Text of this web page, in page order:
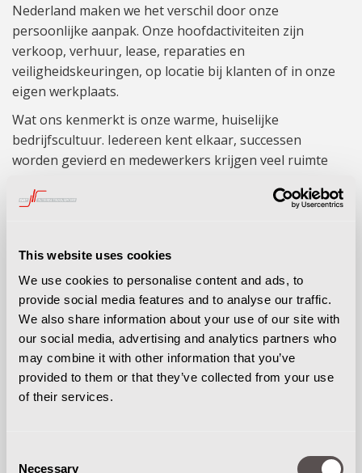
This website uses cookies
We use cookies to personalise content and ads, to
provide social media features and to analyse our traffic.
We also share information about your use of our site with
our social media, advertising and analytics partners who
may combine it with other information that you’ve
provided to them or that they’ve collected from your use
of their services.
Necessary
Nederland maken we het verschil door onze
persoonlijke aanpak. Onze hoofdactiviteiten zijn
verkoop, verhuur, lease, reparaties en
veiligheidskeuringen, op locatie bij klanten of in onze
eigen werkplaats.
Wat ons kenmerkt is onze warme, huiselijke
bedrijfscultuur. Iedereen kent elkaar, successen
worden gevierd en medewerkers krijgen veel ruimte
Bij ons wordt je niet gezien als nummer maar ben je
Brabantse nuchterheid.
WIJ BIEDEN / WAAR KUN JE OP REKENEN?
Bij G&T werk je in een informele organisatie met korte
lijnen en veel ruimte voor eigen initiatief. Je kunt
rekenen op:
Een leaseauto, laptop en telefoon van de zaak;